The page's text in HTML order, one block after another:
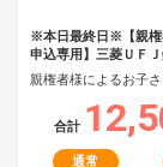
※本日最終日※【親権
申込専用】三菱ＵＦ
用口座
合計
通常